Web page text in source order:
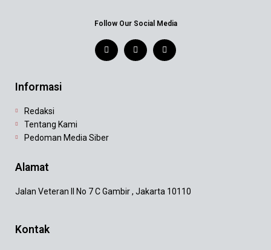
Follow Our Social Media
Informasi
Redaksi
Tentang Kami
Pedoman Media Siber
Alamat
Jalan Veteran II No 7 C Gambir , Jakarta 10110
Kontak